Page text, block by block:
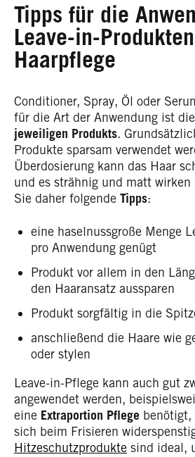
Tipps für die
Leave-in-
Haarpflege
Conditioner, Spray, Öl oder
für die Art der Anwendung ist die
jeweiligen Produkts.
Produkte sparsam verwendet
Überdosierung kann das Haar
und es strähnig und matt wirken
Sie daher folgende Tipps:
eine haselnussgroße Menge
pro Anwendung genügt
Produkt vor allem in den
den Haaransatz aussparen
Produkt sorgfältig in die
anschließend die Haare wie
oder stylen
Leave-in-Pflege kann auch gut
angewendet werden,
eine Extraportion Pflege
sich beim Frisieren
Hitzeschutzprodukte sind ideal,